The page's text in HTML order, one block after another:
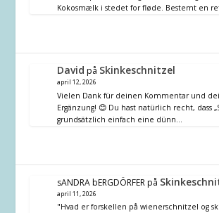
Kokosmælk i stedet for fløde. Bestemt en
David på Skinkeschnitzel
april 12, 2026
Vielen Dank für deinen Kommentar und
Ergänzung! 😊 Du hast natürlich recht, dass
grundsätzlich einfach eine dünn…
sANDRA bERGDÖRFERpå
april 11, 2026
"Hvad er forskellen på wienerschnitzel og